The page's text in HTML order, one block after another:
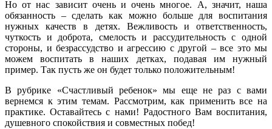
Но от нас зависит очень и очень многое. А, значит, наша
обязанность – сделать как можно больше для воспитания
нужных качеств в детях. Вежливость и ответственность,
чуткость и доброта, смелость и рассудительность с одной
стороны, и безрассудство и агрессию с другой – все это мы
можем воспитать в наших детках, подавая им нужный
пример. Так пусть же он будет только положительным!
В рубрике «Счастливый ребенок» мы еще не раз с вами
вернемся к этим темам. Рассмотрим, как применить все на
практике. Оставайтесь с нами! Радостного Вам воспитания,
душевного спокойствия и совместных побед!